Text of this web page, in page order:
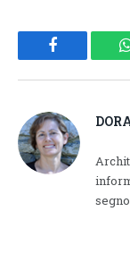
Facebook